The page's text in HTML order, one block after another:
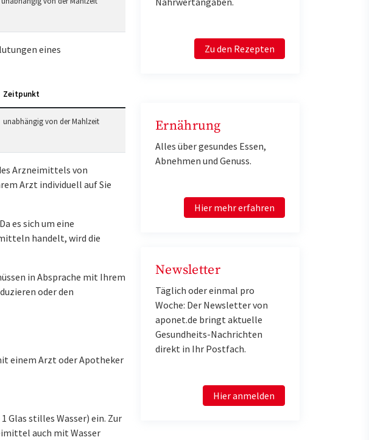
eines
Zeitpunkt
unabhängig von der Mahlzeit
Arzneimittels von
Arzt individuell auf Sie
es sich um eine
handelt, wird die
in Absprache mit Ihrem
oder den
einem Arzt oder Apotheker
Glas stilles Wasser) ein. Zur
auch mit Wasser
Zu den Rezepten
Ernährung
Alles über gesundes Essen,
Abnehmen und Genuss.
Hier mehr erfahren
Newsletter
Täglich oder einmal pro
Woche: Der Newsletter von
aponet.de bringt aktuelle
Gesundheits-Nachrichten
direkt in Ihr Postfach.
Hier anmelden